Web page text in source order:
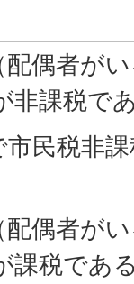
偶者が
非課税で
民税非
偶者が
課税であ